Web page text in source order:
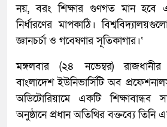
নয়, বরং শিক্ষার গুণগত মান হবে
নির্ধারণের মাপকাঠি।
জ্ঞানচর্চা ও গবেষণার সূতিকাগার।‘
মঙ্গলবার (২৪ নভেম্বর) রাজধানীর
বাংলাদেশ ইউনিভার্সিটি অব
অডিটোরিয়ামে একটি শিক্ষাবান্ধব
অনুষ্ঠানে প্রধান অতিথির বক্তব্যে